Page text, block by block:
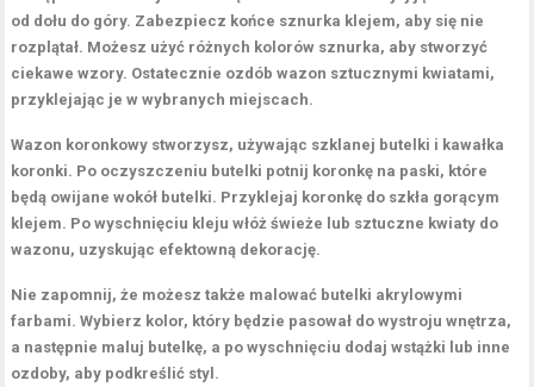
od dołu do góry. Zabezpiecz końce sznurka klejem, aby się nie
rozplątał. Możesz użyć różnych kolorów sznurka, aby stworzyć
ciekawe wzory. Ostatecznie ozdób wazon sztucznymi kwiatami,
przyklejając je w wybranych miejscach.
Wazon koronkowy stworzysz, używając szklanej butelki i kawałka
koronki. Po oczyszczeniu butelki potnij koronkę na paski, które
będą owijane wokół butelki. Przyklejaj koronkę do szkła gorącym
klejem. Po wyschnięciu kleju włóż świeże lub sztuczne kwiaty do
wazonu, uzyskując efektowną dekorację.
Nie zapomnij, że możesz także malować butelki akrylowymi
farbami. Wybierz kolor, który będzie pasował do wystroju wnętrza,
a następnie maluj butelkę, a po wyschnięciu dodaj wstążki lub inne
ozdoby, aby podkreślić styl.